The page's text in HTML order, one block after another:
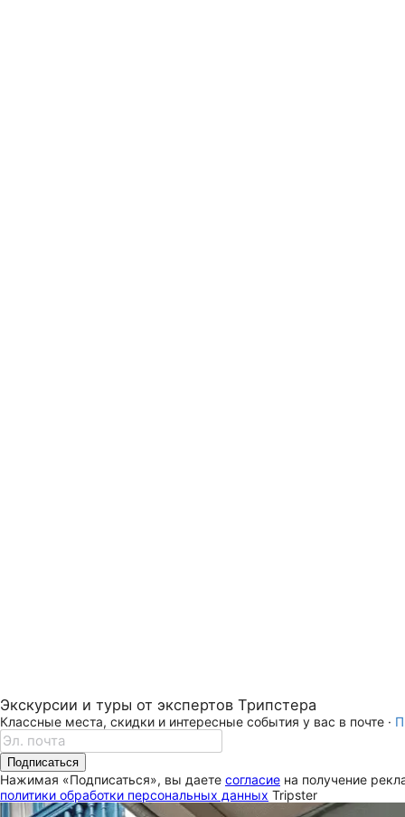
Экскурсии и туры от экспертов Трипстера
Классные места, скидки и интересные события у вас в почте ·
Подписаться
Нажимая «Подписаться», вы даете согласие на получение
политики обработки персональных данных Tripster